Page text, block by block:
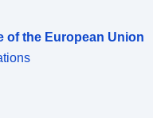
of the European Union